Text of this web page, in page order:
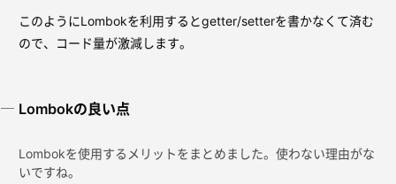
このようにLombokを利用するとgetter/setterを書かなくて済む
ので、コード量が激減します。
Lombokの良い点
Lombokを使用するメリットをまとめました。使わない理由がな
いですね。